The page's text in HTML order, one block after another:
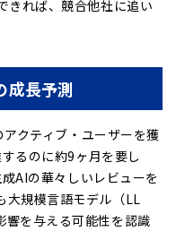
きれば、競合他社に追い
成長予測
クティブ・ユーザーを獲
るのに約9ヶ月を要し
AIの華々しいレビューを
大規模言語モデル（LL
響を与える可能性を認識